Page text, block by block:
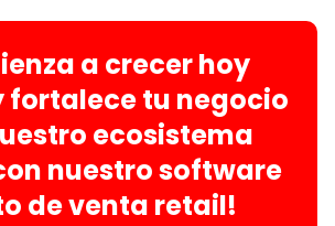
a crecer hoy
fortalece tu negocio
ecosistema
nuestro software
de venta retail!